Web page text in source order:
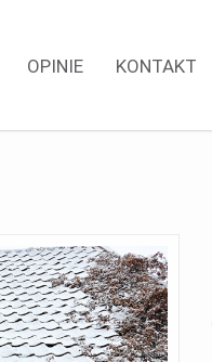
OPINIE KONTAKT